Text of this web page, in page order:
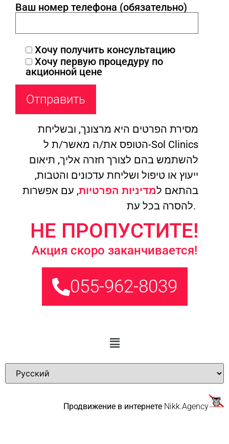
Ваш номер телефона (обязательно)
Хочу получить консультацию
Хочу первую процедуру по
акционной цене
מסירת הפרטים היא מרצונך, ובשליחת
הטופס את/ה מאשר/ת ל-Sol Clinics
להשתמש בהם לצורך חזרה אליך, תיאום
ייעוץ או טיפול ושליחת עדכונים והטבות,
בהתאם למדיניות הפרטיות, עם אפשרות
להסרה בכל עת.
НЕ ПРОПУСТИТЕ!
Акция скоро заканчивается!
055-962-8039
Продвижение в интернете Nikk.Agency